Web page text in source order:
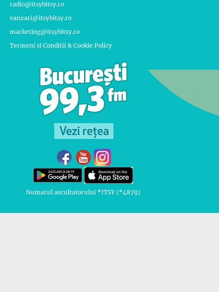
radio@itsybitsy.ro
vanzari@itsybitsy.ro
marketing@itsybitsy.ro
Termeni si Conditii & Cookie Policy
Numarul ascultatorului *ITSY (*4879)